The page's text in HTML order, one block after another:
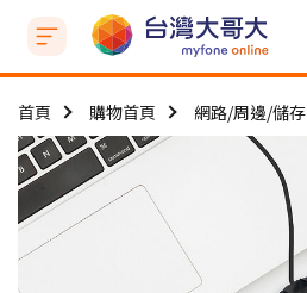
首頁 購物首頁 網路/周邊/儲存